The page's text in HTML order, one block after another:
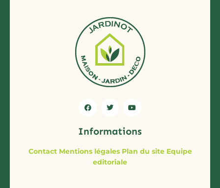
Informations
Contact Mentions légales Plan du site Equipe
editoriale